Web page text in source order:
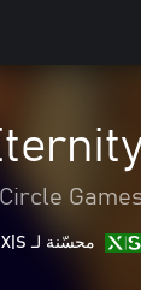
محسّنة لـ Xbox Series X|S